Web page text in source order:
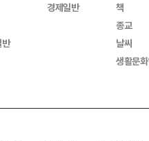
경제일반
책
종교
날씨
생활문